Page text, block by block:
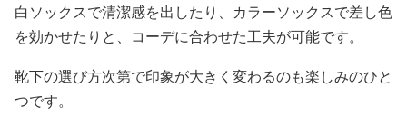
白ソックスで清潔感を出したり、カラーソックスで差し色
を効かせたりと、コーデに合わせた工夫が可能です。
靴下の選び方次第で印象が大きく変わるのも楽しみのひと
つです。